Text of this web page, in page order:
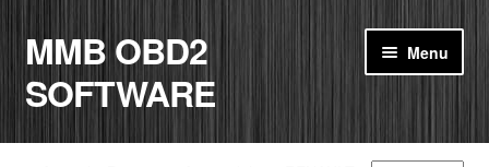
Aller
à
la
Aller
au
contenu
MMB OBD2
SOFTWARE
Menu
ACCUEIL